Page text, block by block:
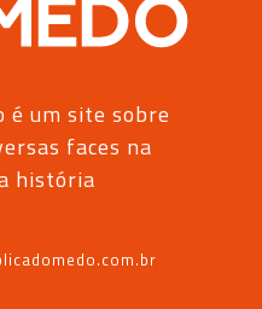
é um site sobre
faces na
história